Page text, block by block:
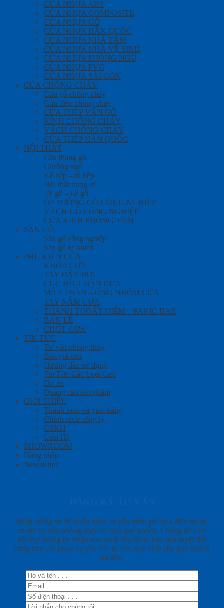
CỬA NHỰA ABS
CỬA NHỰA COMPOSITE
CỬA NHỰA GỖ
CỬA NHỰA HÀN QUỐC
CỬA NHỰA NHÀ TẮM
CỬA NHỰA NHÀ VỆ SINH
CỬA NHỰA PHÒNG NGỦ
CỬA NHỰA PVC
CỬA NHỰA SÀI GÒN
CỬA CHỐNG CHÁY
Cửa gỗ chống cháy
Cửa thép chống cháy
CỬA THÉP VÂN GỖ
KÍNH CHỐNG CHÁY
VÁCH CHỐNG CHÁY
CỬA THÉP HÀN QUỐC
NỘI THẤT
Cầu thang gỗ
Giường ngủ
Kệ bếp – tủ bếp
Nội thất trang trí
Tủ gỗ – kệ gỗ
ỐP TƯỜNG GỖ CÔNG NGHIỆP
VÁCH GỖ CÔNG NGHIỆP
CỬA KÍNH PHÒNG TẮM
SÀN GỖ
Sàn gỗ công nghiệp
Sàn gỗ tự nhiên
PHỤ KIỆN CỬA
KHÓA CỬA
TAY ĐẨY HƠI
CỤC HÍT CHẶN CỬA
MẮT THẦN – ỐNG NHÒM CỬA
TAY NẮM CỬA
THANH THOÁT HIỂM – PANIC BAR
BẢN LỀ
CHỐT CỬA
TIN TỨC
Tư vấn phong thủy
Báo giá cửa
Hướng dẫn sử dụng
Tin Tức Các Loại Cửa
Dự án
Quảng cáo sản phẩm
GIỚI THIỆU
Thanh toán và giao hàng
Chính sách công ty
CSKH
Liên Hệ
SHOWROOM
Đăng nhập
Newsletter
Nhập thông tin để nhận được tư vấn miễn phí qua điện thoại /
email/ tại văn phòng hoặc tại nhà quý khách. Chúng tôi cam
kết mọi thông tin nhập vào dưới đây được bảo mật tuyệt đối
cũng như chỉ phục vụ yêu cầu tư vấn duy nhất của quý khách
tại đây.